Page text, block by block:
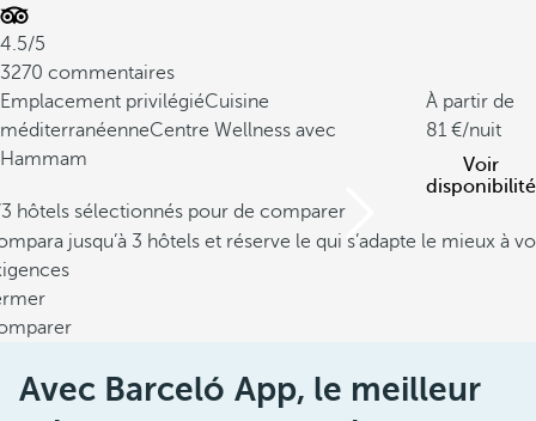
4.5/5
3270 commentaires
Emplacement privilégiéCuisine
méditerranéenneCentre Wellness avec
Hammam
À partir de
81
/nuit
Voir
disponibilité
hôtels sélectionnés pour de comparer
jusqu’à 3 hôtels et réserve le qui s’adapte le mieux à
Avec Barceló App, le meilleur